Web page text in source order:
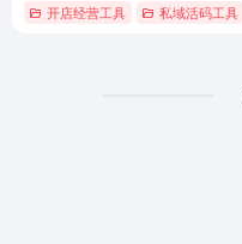
开店经营工具 私域活码工具